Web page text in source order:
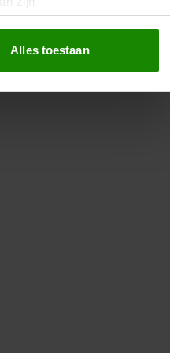
met onze cookies als u
Alles toestaan